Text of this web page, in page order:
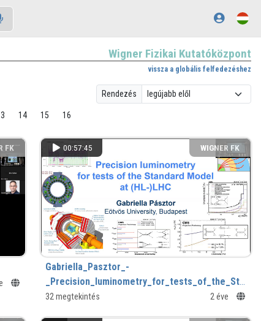
Wigner Fizikai Kutatóközpont
vissza a globális felfedezéshez
Rendezés
14 15 16
FK 00:57:45 WIGNER FK
Gabriella_Pasztor_-
_LHC.mp4
32 megtekintés 2 éve